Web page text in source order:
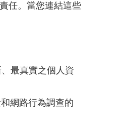
任。當您連結這些
最真實之個人資
網路行為調查的